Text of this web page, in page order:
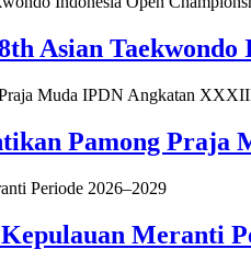
Asian Taekwondo
Pamong Praja
Meranti